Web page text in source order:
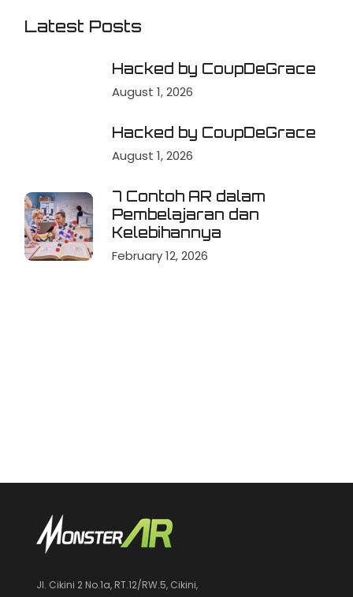
Latest Posts
Hacked by CoupDeGrace
August 1, 2026
Hacked by CoupDeGrace
August 1, 2026
7 Contoh AR dalam
Pembelajaran dan
Kelebihannya
February 12, 2026
Jl. Cikini 2 No.1a, RT.12/RW.5, Cikini,